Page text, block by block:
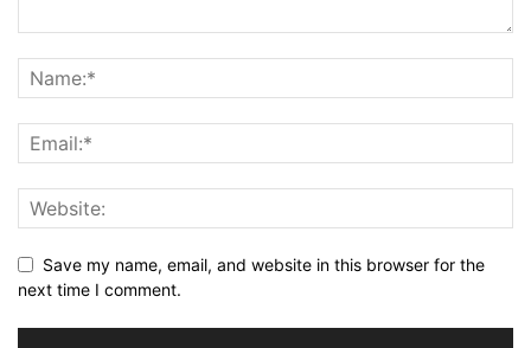
Save my name, email, and website in this browser for the
next time I comment.